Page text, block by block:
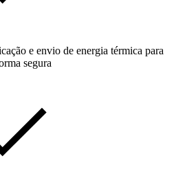
e envio de energia térmica para
segura